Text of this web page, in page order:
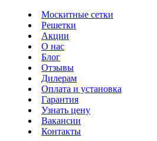
Москитные сетки
Решетки
Акции
О нас
Блог
Отзывы
Дилерам
Оплата и установка
Гарантия
Узнать цену
Вакансии
Контакты